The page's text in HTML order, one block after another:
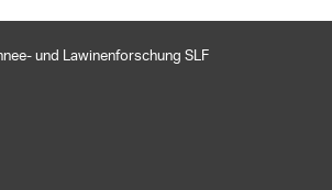
und Lawinenforschung SLF